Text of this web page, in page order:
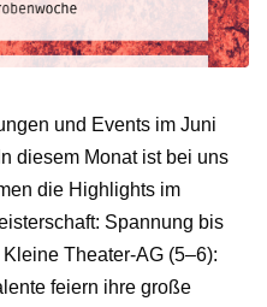
und Events im Juni
diesem Monat ist bei uns
die Highlights im
Spannung bis
Theater-AG (5–6):
feiern ihre große